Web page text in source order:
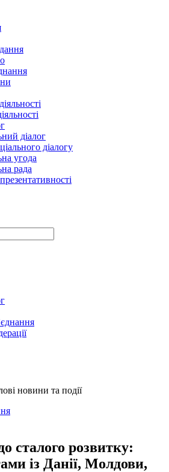
діалог
діалогу
угода
рада
новини та події
сталого розвитку:
із Данії, Молдови,